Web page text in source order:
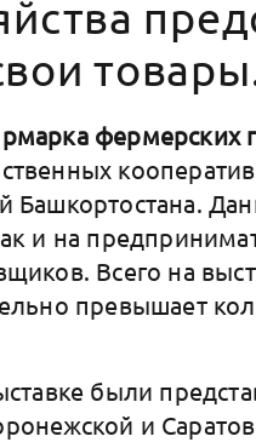
фермерских
и на
Всего на
превышает
были
и